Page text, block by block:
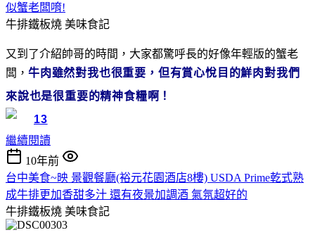
似蟹老闆唷!
牛排鐵板燒 美味食記
又到了介紹帥哥的時間，大家都驚呼長的好像年輕版的蟹老
闆， 牛肉雖然對我也很重要，但有賞心悅目的鮮肉對我們
來說也是很重要的精神食糧啊 ！
繼續閱讀
10年前
台中美食~映 景觀餐廳(裕元花園酒店8樓) USDA Prime乾式熟
成牛排更加香甜多汁 還有夜景加調酒 氣氛超好的
牛排鐵板燒 美味食記